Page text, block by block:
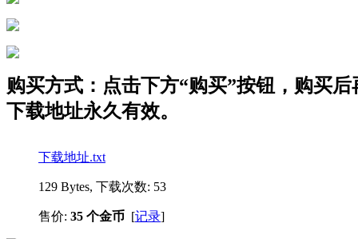
购买方式：点击下方“购买”按钮，购买
下载地址永久有效。
下载地址.txt
129 Bytes, 下载次数: 53
售价: 35 个金币 [记录]